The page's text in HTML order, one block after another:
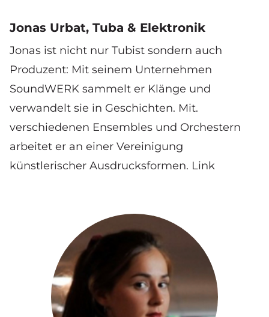
Jonas Urbat, Tuba & Elektronik
Jonas ist nicht nur Tubist sondern auch
Produzent: Mit seinem Unternehmen
SoundWERK sammelt er Klänge und
verwandelt sie in Geschichten. Mit.
verschiedenen Ensembles und Orchestern
arbeitet er an einer Vereinigung
künstlerischer Ausdrucksformen. Link